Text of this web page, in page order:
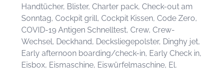
Handtücher, Blister, Charter pack, Check-out am
Sonntag, Cockpit grill, Cockpit Kissen, Code Zero,
COVID-19 Antigen Schnelltest, Crew, Crew-
Wechsel, Deckhand, Decksliegepolster, Dinghy jet,
Early afternoon boarding/check-in, Early Check in,
Eisbox, Eismaschine, Eiswürfelmaschine, El.